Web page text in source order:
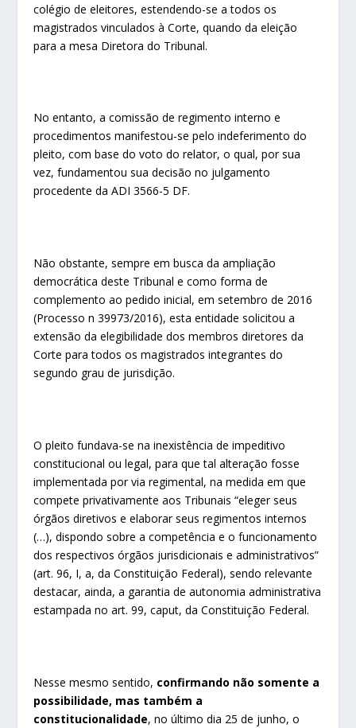
colégio de eleitores, estendendo-se a todos os
magistrados vinculados à Corte, quando da eleição
para a mesa Diretora do Tribunal.
No entanto, a comissão de regimento interno e
procedimentos manifestou-se pelo indeferimento do
pleito, com base do voto do relator, o qual, por sua
vez, fundamentou sua decisão no julgamento
procedente da ADI 3566-5 DF.
Não obstante, sempre em busca da ampliação
democrática deste Tribunal e como forma de
complemento ao pedido inicial, em setembro de 2016
(Processo n 39973/2016), esta entidade solicitou a
extensão da elegibilidade dos membros diretores da
Corte para todos os magistrados integrantes do
segundo grau de jurisdição.
O pleito fundava-se na inexistência de impeditivo
constitucional ou legal, para que tal alteração fosse
implementada por via regimental, na medida em que
compete privativamente aos Tribunais “eleger seus
órgãos diretivos e elaborar seus regimentos internos
(…), dispondo sobre a competência e o funcionamento
dos respectivos órgãos jurisdicionais e administrativos”
(art. 96, I, a, da Constituição Federal), sendo relevante
destacar, ainda, a garantia de autonomia administrativa
estampada no art. 99, caput, da Constituição Federal.
Nesse mesmo sentido, confirmando não somente a
possibilidade, mas também a
constitucionalidade, no último dia 25 de junho, o